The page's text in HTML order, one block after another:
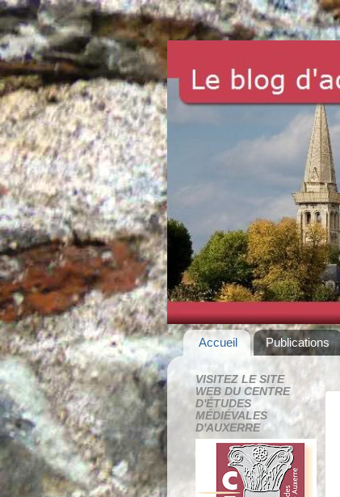
Accueil Publications
VISITEZ LE SITE
WEB DU CENTRE
D'ÉTUDES
MÉDIÉVALES
D'AUXERRE